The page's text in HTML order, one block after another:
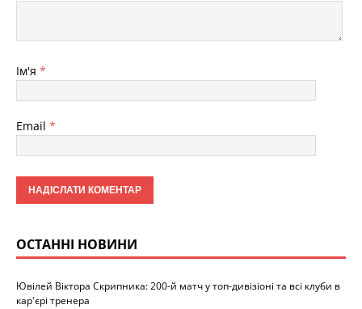
Ім'я *
Email *
ОСТАННІ НОВИНИ
Ювілей Віктора Скрипника: 200-й матч у топ-дивізіоні та всі клуби в
кар'єрі тренера